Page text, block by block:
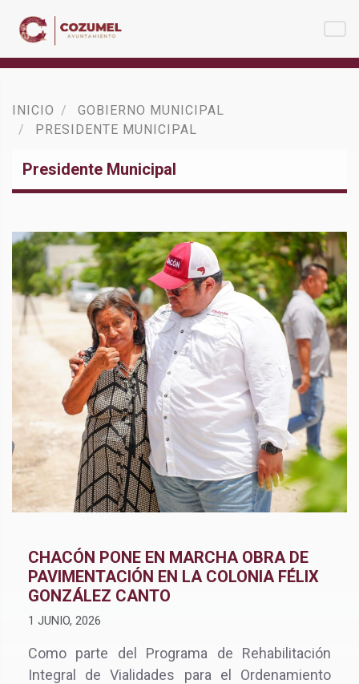
INICIO
GOBIERNO MUNICIPAL
PRESIDENTE MUNICIPAL
Presidente Municipal
CHACÓN PONE EN MARCHA OBRA DE
PAVIMENTACIÓN EN LA COLONIA FÉLIX
GONZÁLEZ CANTO
1 JUNIO, 2026
Como parte del Programa de Rehabilitación
Integral de Vialidades para el Ordenamiento